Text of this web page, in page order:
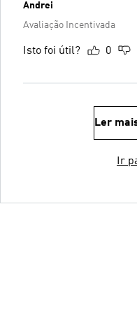
Andrei
Avaliação Incentivada
Isto foi útil? 0
Ler
Ir